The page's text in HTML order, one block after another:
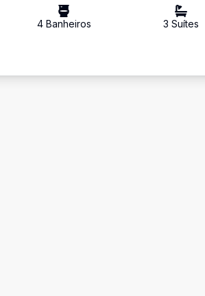
4Banheiros 3 Suítes